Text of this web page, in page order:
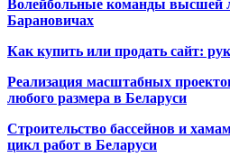
Волейбольные команды высшей
Барановичах
Как купить или продать сайт:
Реализация масштабных
любого размера в Беларуси
Строительство бассейнов и
цикл работ в Беларуси